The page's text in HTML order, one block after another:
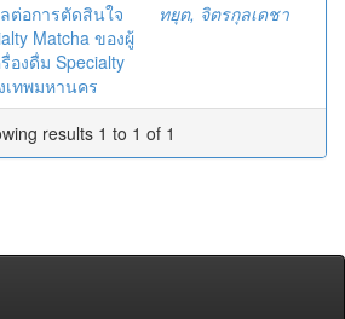
ต่อการตัดสินใจ
Matcha ของผู้
องดื่ม Specialty
เทพมหานคร
ทยุต, จิตรกุลเดชา
results 1 to 1 of 1